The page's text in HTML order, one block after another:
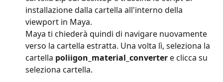
installazione dalla cartella all'interno della
viewport in Maya.
Maya ti chiederà quindi di navigare nuovamente
verso la cartella estratta. Una volta lì, seleziona la
cartella poliigon_material_converter e clicca su
seleziona cartella.